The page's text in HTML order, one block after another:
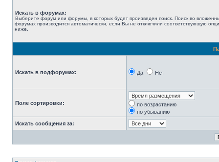
Искать в форумах:
Выберите форум или форумы, в которых будет произведен поиск. Поиск во
форумах производится автоматически, если Вы не отключили соответствующую
ниже.
Искать в подфорумах: Да Нет
Поле сортировки:
по возрастанию
по убыванию
Искать сообщения за: